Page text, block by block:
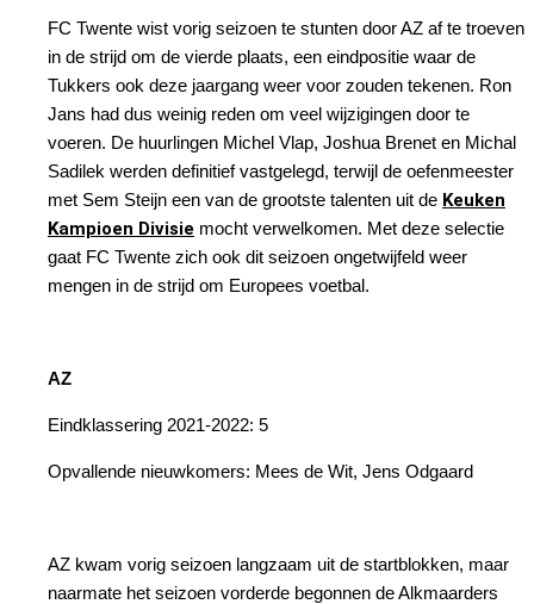
FC Twente wist vorig seizoen te stunten door AZ af te troeven
in de strijd om de vierde plaats, een eindpositie waar de
Tukkers ook deze jaargang weer voor zouden tekenen. Ron
Jans had dus weinig reden om veel wijzigingen door te
voeren. De huurlingen Michel Vlap, Joshua Brenet en Michal
Sadilek werden definitief vastgelegd, terwijl de oefenmeester
met Sem Steijn een van de grootste talenten uit de Keuken
Kampioen Divisie mocht verwelkomen. Met deze selectie
gaat FC Twente zich ook dit seizoen ongetwijfeld weer
mengen in de strijd om Europees voetbal.
AZ
Eindklassering 2021-2022: 5
Opvallende nieuwkomers: Mees de Wit, Jens Odgaard
AZ kwam vorig seizoen langzaam uit de startblokken, maar
naarmate het seizoen vorderde begonnen de Alkmaarders